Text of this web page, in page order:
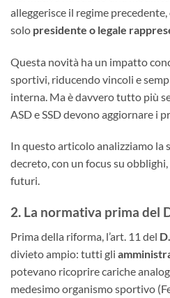
alleggerisce il regime
solo presidente o legale
Questa novità ha un impatto
sportivi, riducendo vincoli e
interna. Ma è davvero tutto più
ASD e SSD devono aggiornare i
In questo articolo analizziamo la
decreto, con un focus su
futuri.
2. La normativa prima del
Prima della riforma, l’art. 11 del
divieto ampio: tutti gli
potevano ricoprire cariche
medesimo organismo sportivo